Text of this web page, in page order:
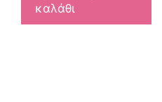
καλάθι